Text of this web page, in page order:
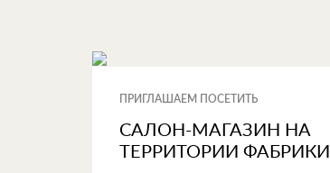
ПРИГЛАШАЕМ ПОСЕТИТЬ
САЛОН-МАГАЗИН НА
ТЕРРИТОРИИ ФАБРИКИ